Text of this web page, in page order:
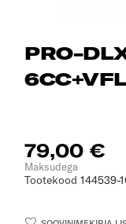
PRO-
79,00 €
Maksudega
Tootekood 144539-